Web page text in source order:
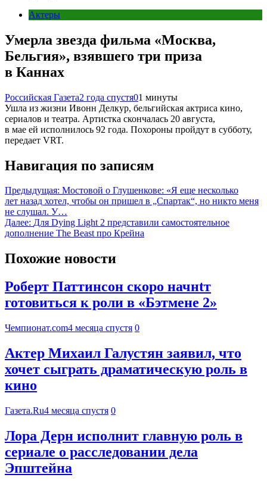
Актеры
Умерла звезда фильма «Москва,
Бельгия», взявшего три приза
в Каннах
Российская Газета2 года спустя01 минуты
Ушла из жизни Ивонн Делкур, бельгийская актриса кино,
сериалов и театра. Артистка скончалась 20 августа,
в мае ей исполнилось 92 года. Похороны пройдут в субботу,
передает VRT.
Навигация по записям
Предыдущая: Мостовой о Глушенкове: «Я еще несколько
лет назад хотел, чтобы он пришел в „Спартак“, но никто меня
не слушал. У…
Далее: Для Dying Light 2 представили самостоятельное
дополнение The Beast про Крейна
Похожие новости
Роберт Паттинсон скоро начнtт
готовиться к роли в «Бэтмене 2»
Чемпионат.com4 месяца спустя 0
Актер Михаил Галустян заявил, что
хочет сыграть драматическую роль в
кино
Газета.Ru4 месяца спустя 0
Лора Дерн исполнит главную роль в
сериале о расследовании дела
Эпштейна